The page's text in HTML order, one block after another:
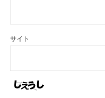
サイト